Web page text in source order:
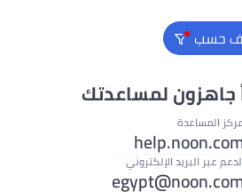
حسب
جاهزون لمساعدتك
المساعدة
عبر البريد الإلكتروني